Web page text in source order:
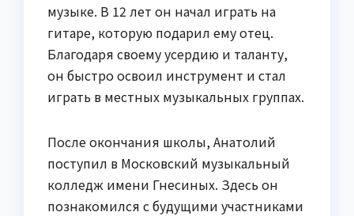
музыке. В 12 лет он начал играть на
гитаре, которую подарил ему отец.
Благодаря своему усердию и таланту,
он быстро освоил инструмент и стал
играть в местных музыкальных группах.
После окончания школы, Анатолий
поступил в Московский музыкальный
колледж имени Гнесиных. Здесь он
познакомился с будущими участниками